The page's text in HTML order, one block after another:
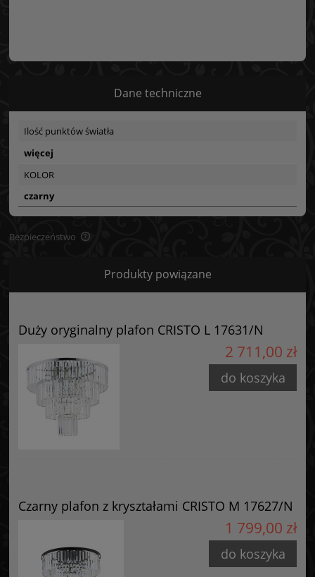
Dane techniczne
Ilość punktów światła
więcej
KOLOR
czarny
Bezpieczeństwo
Certyfikaty i ostrzeżenie bezpieczeństwa
GOLDSUN
Starzyńskiego 6
42-224 Częstochowa, Polska
info@goldsun-lampy.pl
Produkty powiązane
Duży oryginalny plafon CRISTO L 17631/N
2 711,00 zł
do koszyka
Czarny plafon z kryształami CRISTO M 17627/N
1 799,00 zł
do koszyka